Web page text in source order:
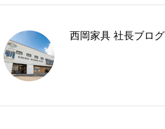
西岡家具 社長ブログ